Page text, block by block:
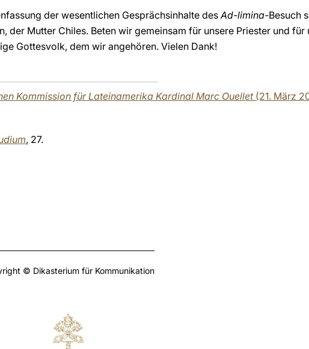
der wesentlichen Gesprächsinhalte desAd-limina-Besuch
der Mutter Chiles. Beten wir gemeinsam für unsere Priester und für
Gottesvolk, dem wir angehören. Vielen Dank!
Kommission für Lateinamerika Kardinal Marc Ouellet (21. März
, 27.
© Dikasterium für Kommunikation